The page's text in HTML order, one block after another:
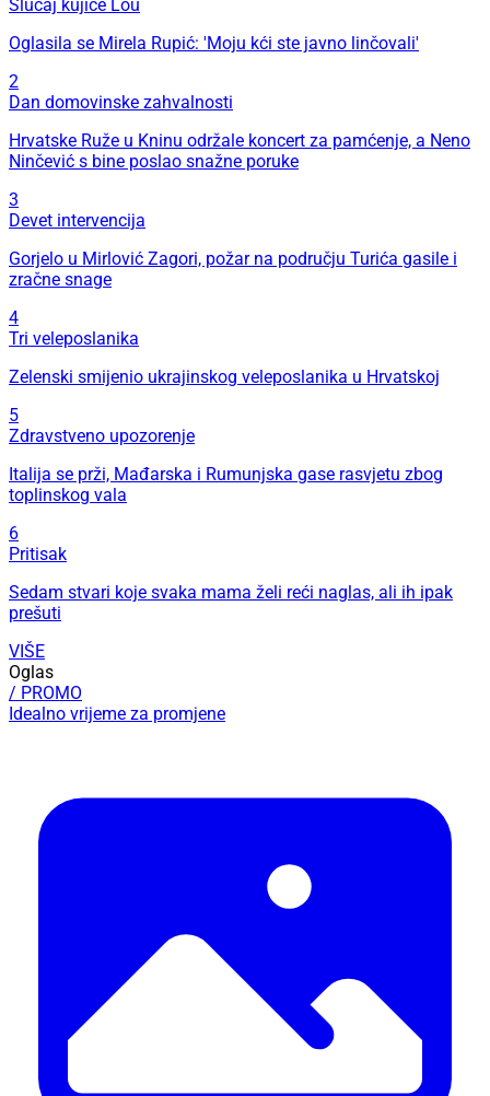
Slučaj kujice Lou
Oglasila se Mirela Rupić: 'Moju kći ste javno linčovali'
2
Dan domovinske zahvalnosti
Hrvatske Ruže u Kninu održale koncert za pamćenje, a Neno
Ninčević s bine poslao snažne poruke
3
Devet intervencija
Gorjelo u Mirlović Zagori, požar na području Turića gasile i
zračne snage
4
Tri veleposlanika
Zelenski smijenio ukrajinskog veleposlanika u Hrvatskoj
5
Zdravstveno upozorenje
Italija se prži, Mađarska i Rumunjska gase rasvjetu zbog
toplinskog vala
6
Pritisak
Sedam stvari koje svaka mama želi reći naglas, ali ih ipak
prešuti
VIŠE
Oglas
/ PROMO
Idealno vrijeme za promjene